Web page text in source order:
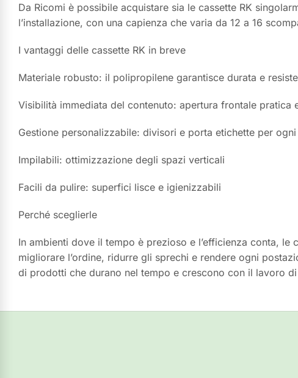
Da Ricomi è possibile acquistare sia le cassette RK
l’installazione, con una capienza che varia da 12 a 16
I vantaggi delle cassette RK in breve
Materiale robusto: il polipropilene garantisce durata e
Visibilità immediata del contenuto: apertura frontale pratica
Gestione personalizzabile: divisori e porta etichette per ogni
Impilabili: ottimizzazione degli spazi verticali
Facili da pulire: superfici lisce e igienizzabili
Perché sceglierle
In ambienti dove il tempo è prezioso e l’efficienza conta,
migliorare l’ordine, ridurre gli sprechi e rendere ogni
di prodotti che durano nel tempo e crescono con il lavoro